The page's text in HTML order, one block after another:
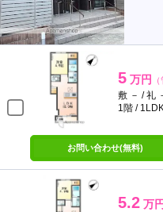
5 万円
敷 － / 礼
1階 /
お問い合わせ(無料)
5.2 万円